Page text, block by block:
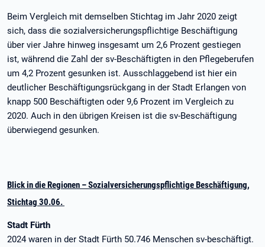
Beim Vergleich mit demselben Stichtag im Jahr 2020 zeigt
sich, dass die sozialversicherungspflichtige Beschäftigung
über vier Jahre hinweg insgesamt um 2,6 Prozent gestiegen
ist, während die Zahl der sv-Beschäftigten in den Pflegeberufen
um 4,2 Prozent gesunken ist. Ausschlaggebend ist hier ein
deutlicher Beschäftigungsrückgang in der Stadt Erlangen von
knapp 500 Beschäftigten oder 9,6 Prozent im Vergleich zu
2020. Auch in den übrigen Kreisen ist die sv-Beschäftigung
überwiegend gesunken.
Blick in die Regionen – Sozialversicherungspflichtige Beschäftigung,
Stichtag 30.06.
Stadt Fürth
2024 waren in der Stadt Fürth 50.746 Menschen sv-beschäftigt.